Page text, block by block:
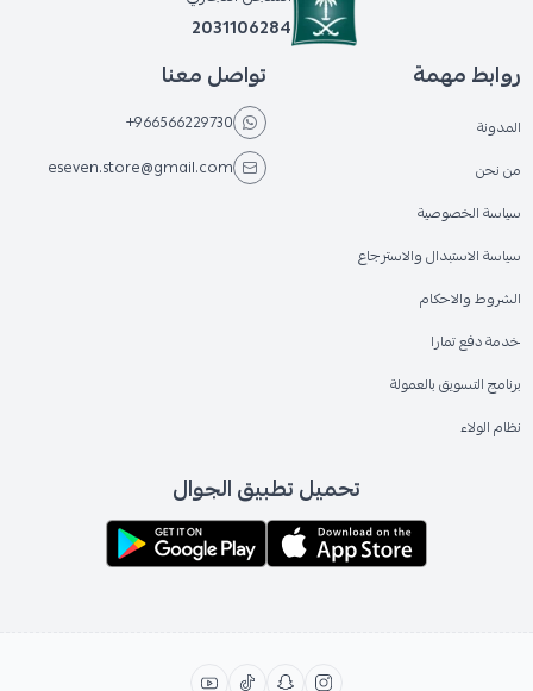
2031106284
روابط مهمة
المدونة
من نحن
سياسة الخصوصية
سياسة الاستبدال والاسترجاع
الشروط والاحكام
خدمة دفع تمارا
برنامج التسويق بالعمولة
نظام الولاء
تواصل معنا
+966566229730
eseven.store@gmail.com
تحميل تطبيق الجوال